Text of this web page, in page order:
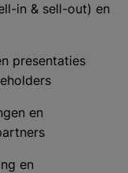
in & sell-out) en
presentaties
en
en